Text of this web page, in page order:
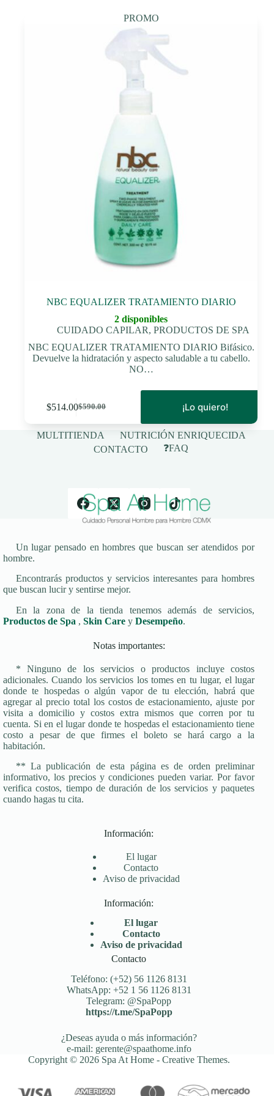
PROMO
NBC EQUALIZER TRATAMIENTO DIARIO
2 disponibles
CUIDADO CAPILAR,PRODUCTOS DE SPA
NBC EQUALIZER TRATAMIENTO DIARIO Bifásico.
Devuelve la hidratación y aspecto saludable a tu cabello.
NO…
$590.00
El
precio
original
$590.00.
$514.00El
precio
actual
$514.00.
¡Lo quiero!
MULTITIENDA
NUTRICIÓN ENRIQUECIDA
CONTACTO
❓FAQ
Un lugar pensado en hombres que buscan ser atendidos por
hombre.
Encontrarás productos y servicios interesantes para hombres
que buscan lucir y sentirse mejor.
En la zona de la tienda tenemos además de servicios,
Productos de Spa , Skin Care y Desempeño.
Notas importantes:
* Ninguno de los servicios o productos incluye costos
adicionales. Cuando los servicios los tomes en tu lugar, el lugar
donde te hospedas o algún vapor de tu elección, habrá que
agregar al precio total los costos de estacionamiento, ajuste por
visita a domicilio y costos extra mismos que corren por tu
cuenta. Si en el lugar donde te hospedas el estacionamiento tiene
costo a pesar de que firmes el boleto se hará cargo a la
habitación.
** La publicación de esta página es de orden preliminar
informativo, los precios y condiciones pueden variar. Por favor
verifica costos, tiempo de duración de los servicios y paquetes
cuando hagas tu cita.
Información:
El lugar
Contacto
Aviso de privacidad
Información:
El lugar
Contacto
Aviso de privacidad
Contacto
Teléfono: (+52) 56 1126 8131
WhatsApp: +52 1 56 1126 8131
Telegram: @SpaPopp
https://t.me/SpaPopp
¿Deseas ayuda o más información?
e-mail: gerente@spaathome.info
Copyright © 2026 Spa At Home - Creative Themes.